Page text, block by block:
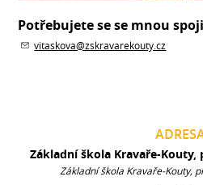
Potřebujete se se mnou
vitaskova@zskravarekouty.cz
Základní škola Kravaře-Kouty,
Základní škola Kravaře-Kouty,